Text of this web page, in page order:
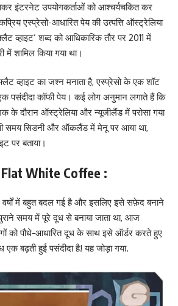
इंटरनेट उपयोगकर्ताओं को आश्चर्यचकित कर
एस्प्रेसो-आधारित पेय की उत्पत्ति ऑस्ट्रेलिया
व्हाइट’ शब्द को आधिकारिक तौर पर 2011 में
में शामिल किया गया था।
व्हाइट का जश्न मनाता है, एस्प्रेसो के एक शॉट
पसंदीदा कॉफी पेय। कई लोग अनुमान लगाते हैं कि
के दौरान ऑस्ट्रेलिया और न्यूजीलैंड में परोसा गया
समय सिडनी और ऑकलैंड में मेनू पर आया था,
पर बताया।
White Coffee :
में बहुत बदल गई है और इसलिए इसे सफ़ेद बनाने
समय में पूरे दूध से बनाया जाता था, आज
को पौधे-आधारित दूध के साथ इसे ऑर्डर करते हुए
बढ़ती हुई पसंदीदा है! यह जोड़ा गया.